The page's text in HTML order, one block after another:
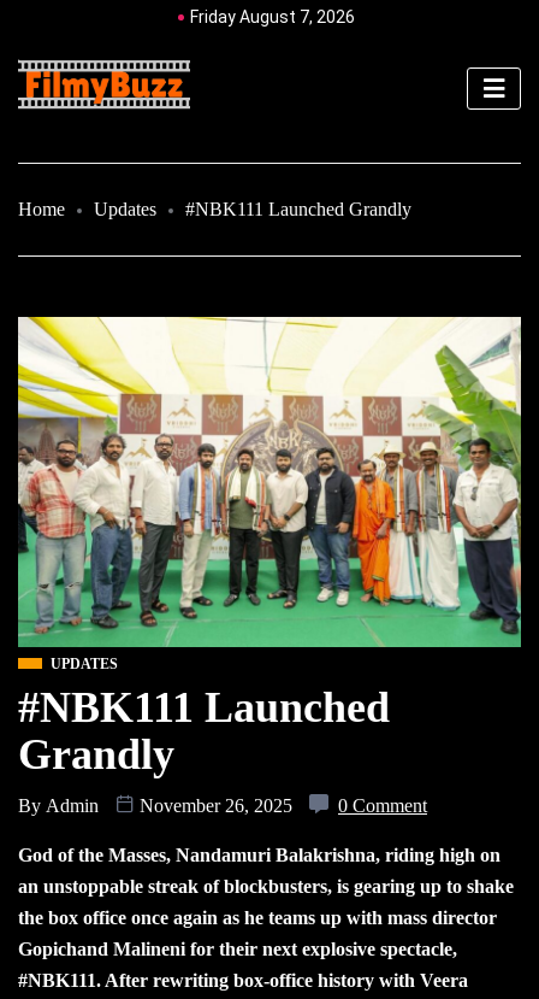
Friday August 7, 2026
Home Updates #NBK111 Launched Grandly
UPDATES
#NBK111 Launched
Grandly
By Admin November 26, 2025 0 Comment
God of the Masses, Nandamuri Balakrishna, riding high on
an unstoppable streak of blockbusters, is gearing up to shake
the box office once again as he teams up with mass director
Gopichand Malineni for their next explosive spectacle,
#NBK111. After rewriting box-office history with Veera